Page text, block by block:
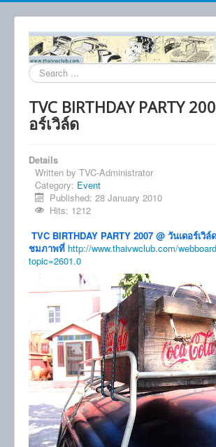
Search
...
TVC BIRTHDAY PARTY
อร์เวิล์ด
Details
Written by TVC-Administrator
Category: Event
Published: 28 January 2010
Hits: 1212
TVC BIRTHDAY PARTY 2007 @ วันเดอร์เวิล์ด
ชมภาพที่ http://www.thaivwclub.com/
topic=2601.0